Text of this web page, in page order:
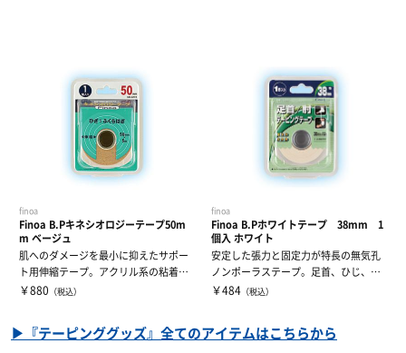
finoa
Finoa B.Pキネシオロジーテープ50m
m ベージュ
肌へのダメージを最小に抑えたサポー
ト用伸縮テープ。アクリル系の粘着剤
を使用し、筋...
￥880 （税込）
finoa
Finoa B.Pホワイトテープ 38mm 1
個入 ホワイト
安定した張力と固定力が特長の無気孔
ノンポーラステープ。足首、ひじ、ひ
ざのテーピン...
￥484 （税込）
▶『テーピンググッズ』全てのアイテムはこちらから